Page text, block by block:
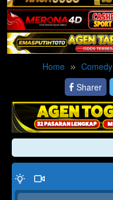
Home Comedy
Sharer